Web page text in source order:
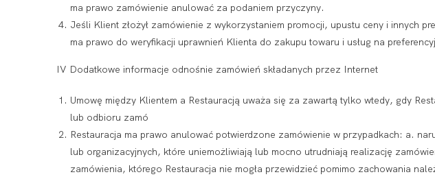
ma prawo zamówienie anulować za podaniem przyczyny.
Jeśli Klient złożył zamówienie z wykorzystaniem promocji, upustu ceny i innych
ma prawo do weryfikacji uprawnień Klienta do zakupu towaru i usług na
IV Dodatkowe informacje odnośnie zamówień składanych przez Internet
Umowę między Klientem a Restauracją uważa się za zawartą tylko wtedy, gdy
lub odbioru zamó
Restauracja ma prawo anulować potwierdzone zamówienie w przypadkach: a.
lub organizacyjnych, które uniemożliwiają lub mocno utrudniają realizację
zamówienia, którego Restauracja nie mogła przewidzieć pomimo zachowania